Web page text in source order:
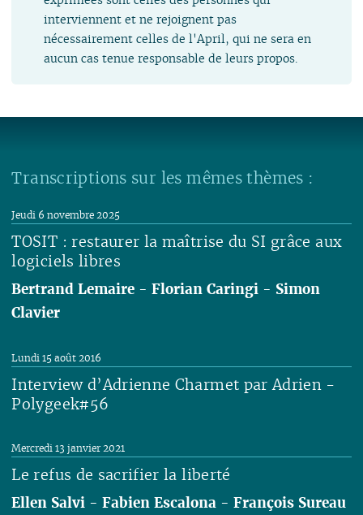
interviennent et ne rejoignent pas
nécessairement celles de l'April, qui ne sera en
aucun cas tenue responsable de leurs propos.
Transcriptions sur les mêmes thèmes :
TOSIT : restaurer la maîtrise du SI grâce aux
logiciels libres
Jeudi 6 novembre 2025
Bertrand Lemaire -Florian Caringi - Simon
Clavier
Lire
Interview d’Adrienne Charmet par Adrien -
Polygeek#56
Lundi 15 août 2016
Le refus de sacrifier la liberté
Mercredi 13 janvier 2021
Ellen Salvi -Fabien Escalona -François Sureau